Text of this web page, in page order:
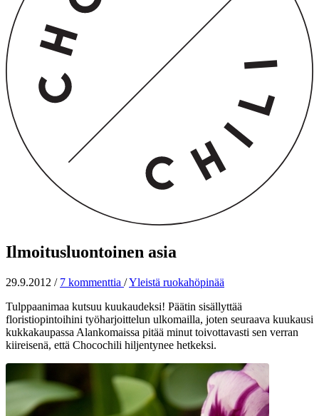
Ilmoitusluontoinen asia
29.9.2012 / 7 kommenttia /Yleistä ruokahöpinää
Tulppaanimaa kutsuu kuukaudeksi! Päätin sisällyttää
floristiopintoihini työharjoittelun ulkomailla, joten seuraava kuukausi
kukkakaupassa Alankomaissa pitää minut toivottavasti sen verran
kiireisenä, että Chocochili hiljentynee hetkeksi.